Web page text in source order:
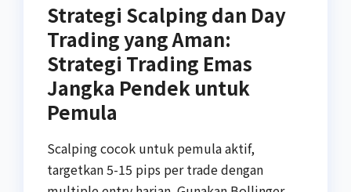
Strategi Scalping dan Day
Trading yang Aman:
Strategi Trading Emas
Jangka Pendek untuk
Pemula
Scalping cocok untuk pemula aktif,
targetkan 5-15 pips per trade dengan